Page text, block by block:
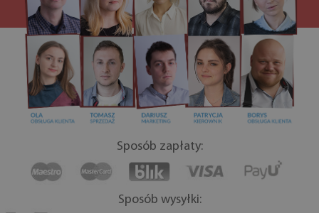
Sposób zapłaty:
Sposób wysyłki: